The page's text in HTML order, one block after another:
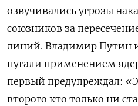
озвучивались угрозы
союзников за
линий. Владимир Путин
пугали применением
первый предупреждал:
второго кто только ни